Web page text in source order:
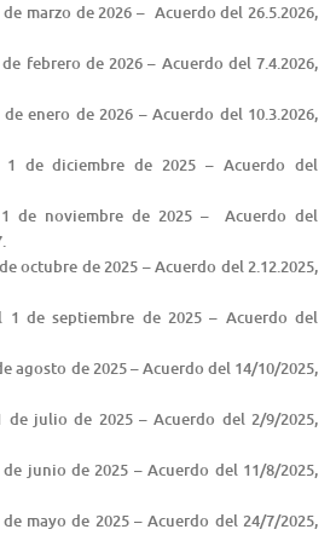
marzo de 2026 – Acuerdo del 26.5.2026,
febrero de 2026 – Acuerdo del 7.4.2026,
enero de 2026 – Acuerdo del 10.3.2026,
1 de diciembre de 2025 – Acuerdo del
1 de noviembre de 2025 – Acuerdo del
octubre de 2025 – Acuerdo del 2.12.2025,
1 de septiembre de 2025 – Acuerdo del
agosto de 2025 – Acuerdo del 14/10/2025,
de julio de 2025 – Acuerdo del 2/9/2025,
junio de 2025 – Acuerdo del 11/8/2025,
mayo de 2025 – Acuerdo del 24/7/2025,